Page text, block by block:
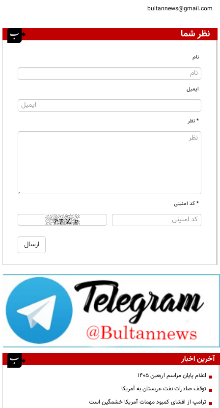
bultannews@gmail.com
نظر شما
نام
ایمیل
* نظر
* کد امنیتی
آخرین اخبار
اعلام پایان مراسم اربعین ۱۴۰۵
توقف صادرات نفت عربستان به آمریکا
ترامپ از افشای کمبود مهمات آمریکا خشمگین است